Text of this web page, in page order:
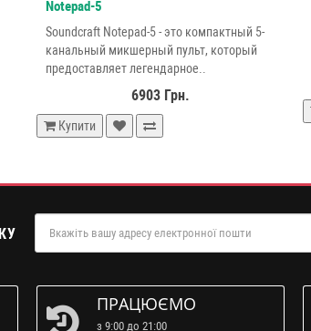
Notepad-5
Soundcraft Notepad-5 - это компактный 5-
канальный микшерный пульт, который
предоставляет легендарное..
6903 Грн.
Купити
ПРАЦЮЄМО
з 9:00 до 21:00